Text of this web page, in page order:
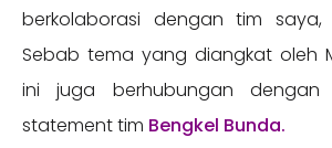
berkolaborasi dengan tim saya,
Sebab tema yang diangkat oleh
ini juga berhubungan dengan
statement tim Bengkel Bunda.